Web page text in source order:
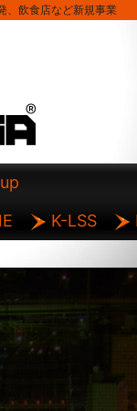
、飲食店など新規事業
K-LSS